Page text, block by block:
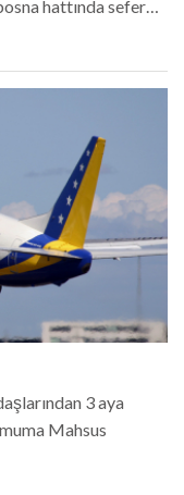
hattında sefer…
3 aya
Mahsus